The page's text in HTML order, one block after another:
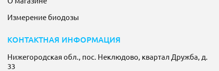
Измерение биодозы
КОНТАКТНАЯ ИНФОРМАЦИЯ
Нижегородская обл., пос. Неклюдово, квартал Дружба, д.
33